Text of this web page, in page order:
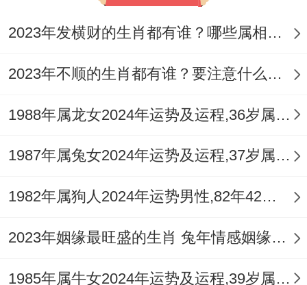
2023年发横财的生肖都有谁？哪些属相财运旺盛？
2023年不顺的生肖都有谁？要注意什么呢？
1988年属龙女2024年运势及运程,36岁属龙人2024全年每月运势女性如何
1987年属兔女2024年运势及运程,37岁属兔人2024全年每月运势女性如何
1982年属狗人2024年运势男性,82年42岁属狗男2024年每月运程怎么样
2023年姻缘最旺盛的生肖 兔年情感姻缘运比较旺的属相
1985年属牛女2024年运势及运程,39岁属牛人2024全年每月运势女性如何